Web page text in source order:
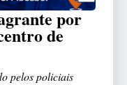
por
de
pelos policiais